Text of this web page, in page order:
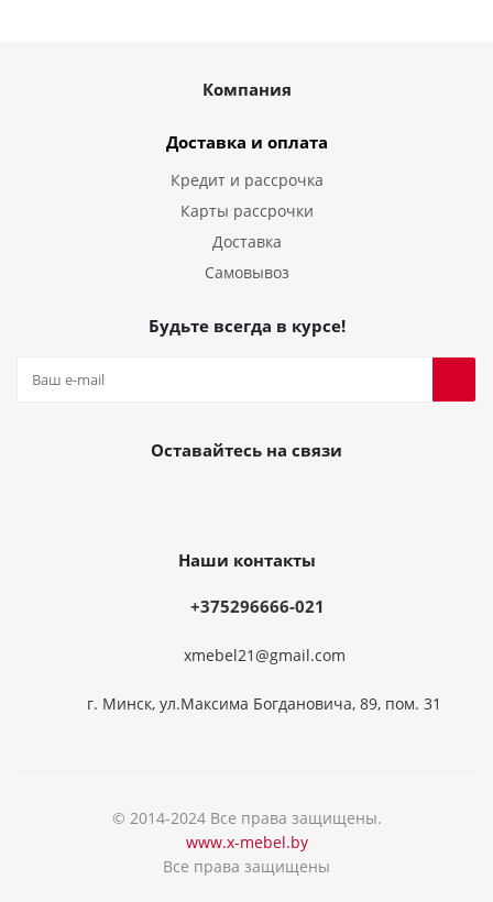
Компания
Доставка и оплата
Кредит и рассрочка
Карты рассрочки
Доставка
Самовывоз
Будьте всегда в курсе!
Оставайтесь на связи
Наши контакты
+375296666-021
xmebel21@gmail.com
г. Минск, ул.Максима Богдановича, 89, пом. 31
© 2014-2024 Все права защищены.
www.x-mebel.by
Все права защищены